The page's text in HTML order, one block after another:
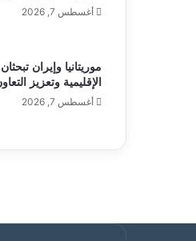
أغسطس 7, 2026
موريتانيا وإيران
الإقليمية وتعزيز
أغسطس 7, 2026